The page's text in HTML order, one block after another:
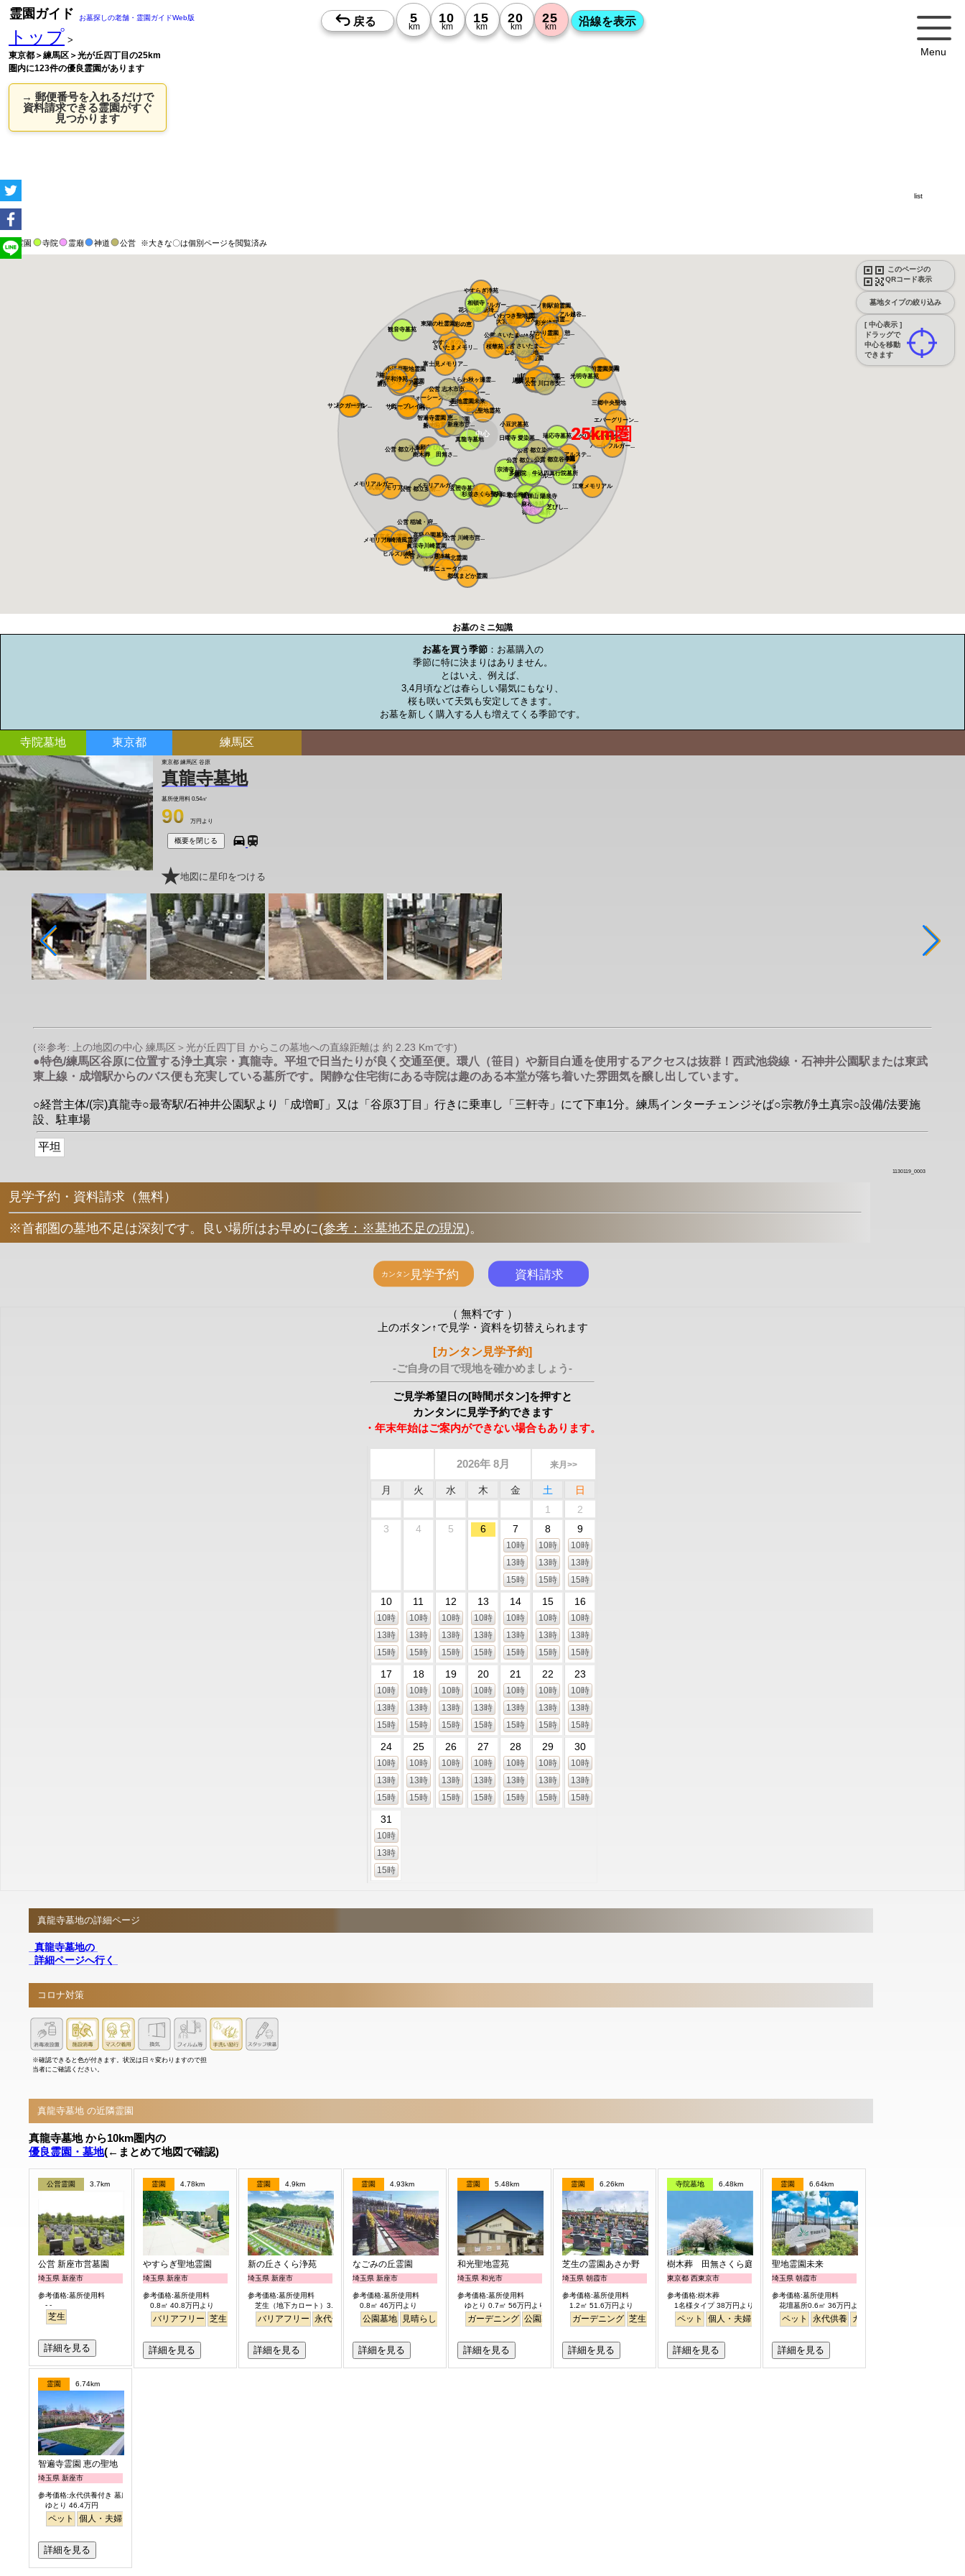
Menu
霊園ガイド お墓探しの老舗・霊園ガイドWeb版
トップ >
東京都＞練馬区＞光が丘四丁目の25km
圏内に123件の優良霊園があります
→ 郵便番号を入れるだけで
資料請求できる霊園がすぐ
見つかります
霊園 寺院 霊廟 神道 公営 ※大きな〇は個別ページを閲覧済み
このページの
QRコード表示
墓地タイプの絞り込み
[ 中心表示 ]
ドラッグで
中心を移動
できます
list
彩の恵
やすらぎの杜
さいたまメモリ...
メモリアルパー...
大宮霊園
メモリアルパー...
染谷の里 大宮...
うらわ秋ヶ瀬霊...
槻の城山霊園
しらこばとメモ...
メモリアルガー...
花木の彩 新埼...
メモリアルパー...
川口さくら霊園...
川口霊園 かわ...
サンク川口霊園
吉川美南霊園
駅前霊園美南
光明寺墓苑
メモリアル越谷...
せんげん台西霊...
越谷しらこばと...
一ノ割駅前霊園
所沢聖地霊園
フォレスト所沢
風の森聖地
サンクガーデン... 芝生の霊園あさ...
フォーシーズン...
なごみの丘霊園
川越さくら浄苑
メモリアルパー...
観音寺墓苑
ふじみ野霊園
南川越霊園
三郷中央聖地
川口中央霊園
浦和東霊園
ヒルズ川口
やすらぎ浄苑
新所沢友愛聖地...
さぎ山聖地墓苑
所沢メモリアル...
富士見メモリア...
むさしの聖地 ...
新の丘さくら浄...
いわつき聖地霊...
川口光輪メモリ...
やすらぎ聖地霊...
サニープレイス...
朝霞フォーシー...
エバーグリーン...
彩光浄苑
小江戸聖地霊園
ひかり霊園 憩...
源長寺墓地 ま...
川口メモリアル...
川口霊園かわぐ...
メモリアルプレ...
公営 さいたま...
公営 さいたま...
公営 川口市安...
公営 新座市営...
公営 志木市市...
相頓寺
東陽の杜霊園 ...
平和浄苑
和光聖地霊苑
智遍寺霊園 恵...
聖地霊園未来
桜華苑
感通寺
恵光メモリアル...
東本願寺
小豆沢墓苑
東本願寺 ひば...
東京多摩霊園
メモリアルフォ...
江東メモリアル
メモリアルステ...
ハートフルガー...
グリーンパーク...
宗清寺
浄見寺
瑞光寺
桜上水 みたま...
寛永寺谷中霊園
積徳寺墓所
徳玄寺墓所
玄照寺墓苑
真行院墓所
武蔵メモリアル...
正伝寺 芝びし...
寛永寺德川浄苑
築地本願寺 和...公営 都立青山...
公営 都立小平...
公営 都立雑司...
公営 都立染井...
公営 都立多磨...
公営 都立谷中...
公営 稲城・府...
瑞応寺墓苑
多聞院 牛込四...
真龍寺墓地
メモリアルガー...
青山梅窓院墓苑
麻布浄苑
萬輝山 陽泉寺
日曜寺 愛染墓...
杉並さくら聖苑
メモリアルガー...
樹木葬 田無さ...
都筑港北霊園
あざみ野浄苑
ヒルズ川崎聖地
川崎清風霊園
高級公園墓地 ...
公営 川崎市営...
公営 川崎市営...
青葉ニュータウ...
都筑まどか霊園
眞宗寺川崎霊園
中心 25km圏
お墓のミニ知識
お墓を買う季節：お墓購入の
季節に特に決まりはありません。
とはいえ、例えば、
3,4月頃などは春らしい陽気にもなり、
桜も咲いて天気も安定してきます。
お墓を新しく購入する人も増えてくる季節です。
寺院墓地 東京都 練馬区
東京都 練馬区 谷原
真龍寺墓地
墓所使用料 0.54㎡
90 万円より
概要を閉じる
地図に星印をつける
(※参考: 上の地図の中心 練馬区＞光が丘四丁目 からこの墓地への直線距離は 約 2.23 Kmです)
●特色/練馬区谷原に位置する浄土真宗・真龍寺。平坦で日当たりが良く交通至便。環八（笹目）や新目白通を使用するアクセスは抜群！西武池袋線・石神井公園駅または東武
東上線・成増駅からのバス便も充実している墓所です。閑静な住宅街にある寺院は趣のある本堂が落ち着いた雰囲気を醸し出しています。
○経営主体/(宗)真龍寺○最寄駅/石神井公園駅より「成増町」又は「谷原3丁目」行きに乗車し「三軒寺」にて下車1分。練馬インターチェンジそば○宗教/浄土真宗○設備/法要施
設、駐車場
平坦
1130119_0003
見学予約・資料請求（無料）
※首都圏の墓地不足は深刻です。良い場所はお早めに(参考：※墓地不足の現況)。
（ 無料です ）
上のボタン↑で見学・資料を切替えられます
[カンタン見学予約]
-ご自身の目で現地を確かめましょう-
ご見学希望日の[時間ボタン]を押すと
カンタンに見学予約できます
・年末年始はご案内ができない場合もあります。
2026年 8月 来月>>
月 火 水 木 金 土
日
1
2
3
4 5 6 7
10時
13時
15時
8
10時
13時
15時
9
10時
13時
15時
10
10時
13時
15時
11
10時
13時
15時
12
10時
13時
15時
13
10時
13時
15時
14
10時
13時
15時
15
10時
13時
15時
16
10時
13時
15時
17
10時
13時
15時
18
10時
13時
15時
19
10時
13時
15時
20
10時
13時
15時
21
10時
13時
15時
22
10時
13時
15時
23
10時
13時
15時
24
10時
13時
15時
25
10時
13時
15時
26
10時
13時
15時
27
10時
13時
15時
28
10時
13時
15時
29
10時
13時
15時
30
10時
13時
15時
31
10時
13時
15時
真龍寺墓地の詳細ページ
真龍寺墓地の
詳細ページへ行く
コロナ対策
※確認できると色が付きます。状況は日々変わりますので担
当者にご確認ください。
真龍寺墓地 の近隣霊園
真龍寺墓地 から10km圏内の
優良霊園・墓地(←まとめて地図で確認)
公営霊園 3.7km
公営 新座市営墓園
埼玉県 新座市
参考価格:墓所使用料
- -
芝生
詳細を見る
霊園 4.78km
やすらぎ聖地霊園
埼玉県 新座市
参考価格:墓所使用料
0.8㎡ 40.8万円より
バリアフリー 芝生 明るい
詳細を見る
霊園 4.9km
新の丘さくら浄苑
埼玉県 新座市
参考価格:墓所使用料
芝生（地下カロート）3.0㎡ 122.8万円より
バリアフリー 永代供養
詳細を見る
霊園 4.93km
なごみの丘霊園
埼玉県 新座市
参考価格:墓所使用料
0.8㎡ 46万円より
公園墓地 見晴らし・眺望 バリアフリー 平坦
詳細を見る
霊園 5.48km
和光聖地霊苑
埼玉県 和光市
参考価格:墓所使用料
ゆとり 0.7㎡ 56万円より
ガーデニング 公園墓地 デザイン バリアフリー テラス 明るい
詳細を見る
霊園 6.26km
芝生の霊園あさか野
埼玉県 朝霞市
参考価格:墓所使用料
1.2㎡ 51.6万円より
ガーデニング 芝生 バリアフリー
詳細を見る
寺院墓地 6.48km
樹木葬 田無さくら庭園
東京都 西東京市
参考価格:樹木葬
1名様タイプ 38万円より
ペット 個人・夫婦 永代供養 樹木葬 公園墓地
詳細を見る
霊園 6.64km
聖地霊園未来
埼玉県 朝霞市
参考価格:墓所使用料
花壇墓所0.6㎡ 36万円より
ペット 永代供養 ガーデニング
詳細を見る
霊園 6.74km
智遍寺霊園 恵の聖地
埼玉県 新座市
参考価格:永代供養付き 墓所使用料
ゆとり 46.4万円
ペット 個人・夫婦
詳細を見る